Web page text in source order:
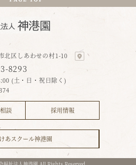
北区しあわせの村1-10
8293
(土・日・祝日除く)
談 採用情報
けあスクール神港園